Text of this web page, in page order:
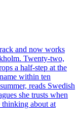
and now works
Twenty-two,
a half-step at the
within ten
reads Swedish
she trusts when
thinking about at